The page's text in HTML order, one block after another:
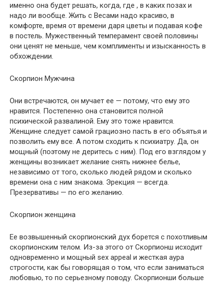
именно она будет решать, когда, где , в каких позах и
надо ли вообще. Жить с Весами надо красиво, в
комфорте, время от времени даря цветы и подавая кофе
в постель. Мужественный темперамент своей половины
они ценят не меньше, чем комплименты и изысканность в
обхождении.
Скорпион Мужчина
Они встречаются, он мучает ее — потому, что ему это
нравится. Постепенно она становится полной
психической развалиной. Ему это тоже нравится.
Женщине следует самой грациозно пасть в его объятья и
позволить ему все. А потом сходить к психиатру. Да, он
мощный (поэтому не деритесь с ним). Под его взглядом у
женщины возникает желание снять нижнее белье,
независимо от того, сколько людей рядом и сколько
времени она с ним знакома. Эрекция — всегда.
Презервативы — по его желанию.
Скорпион женщина
Ее возвышенный скорпионский дух борется с похотливым
скорпионским телом. Из-за этого от Скорпионш исходит
одновременно и мощный sex appeal и жесткая аура
строгости, как бы говорящая о том, что если заниматься
любовью, то по серьезному поводу. Скорпионши больше